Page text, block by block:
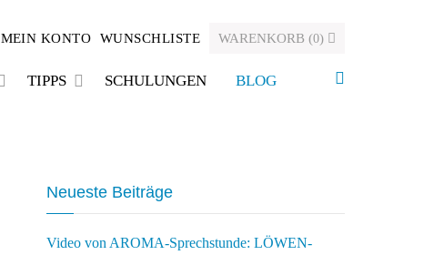
WARENKORB (0)
MEIN KONTO WUNSCHLISTE
TIPPS SCHULUNGEN BLOG
Neueste Beiträge
Video von AROMA-Sprechstunde: LÖWEN-